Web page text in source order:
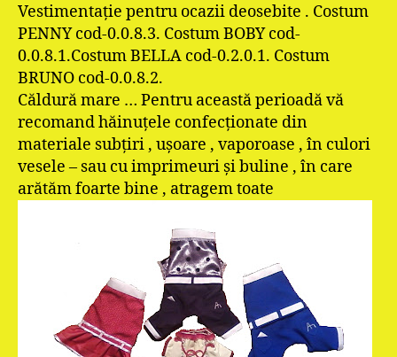
Vestimentaţie pentru ocazii deosebite . Costum
PENNY cod-0.0.8.3. Costum BOBY cod-
0.0.8.1.Costum BELLA cod-0.2.0.1. Costum
BRUNO cod-0.0.8.2.
Căldură mare … Pentru această perioadă vă
recomand hăinuţele confecţionate din
materiale subţiri , uşoare , vaporoase , în culori
vesele – sau cu imprimeuri şi buline , în care
arătăm foarte bine , atragem toate